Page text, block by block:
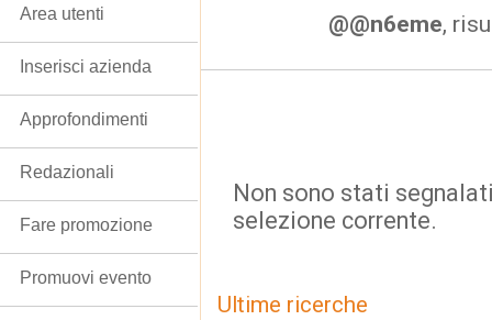
@@n6eme,
Non sono stati
selezione corrente.
Ultime ricerche
Area utenti
Inserisci azienda
Approfondimenti
Redazionali
Fare promozione
Promuovi evento